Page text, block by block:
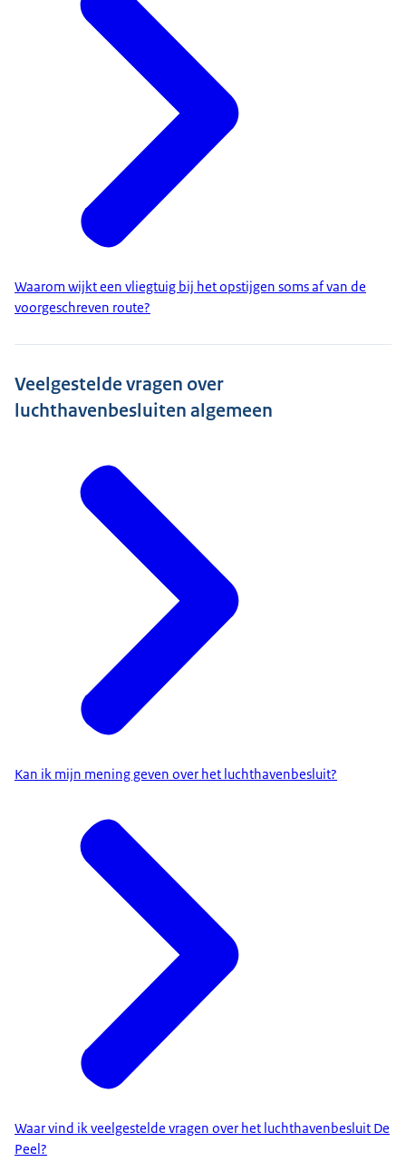
Waarom wijkt een vliegtuig bij het opstijgen soms af van de
voorgeschreven route?
Veelgestelde vragen over
luchthavenbesluiten algemeen
Kan ik mijn mening geven over het luchthavenbesluit?
Waar vind ik veelgestelde vragen over het luchthavenbesluit De
Peel?